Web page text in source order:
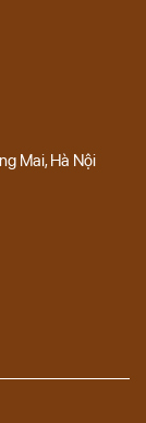
Mai, Hà Nội